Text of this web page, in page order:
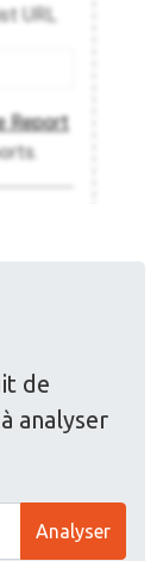
de
analyser
Analyser